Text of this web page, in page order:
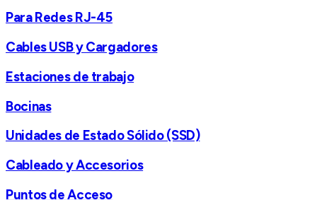
Para Redes RJ-45
Cables USB y Cargadores
Estaciones de trabajo
Bocinas
Unidades de Estado Sólido (SSD)
Cableado y Accesorios
Puntos de Acceso